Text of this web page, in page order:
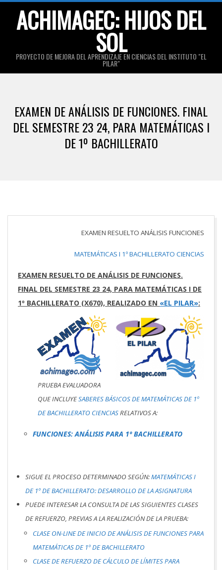
ACHIMAGEC: HIJOS DEL
SOL
PROYECTO DE MEJORA DEL APRENDIZAJE EN CIENCIAS DEL INSTITUTO "EL
PILAR"
Menu
EXAMEN DE ANÁLISIS DE FUNCIONES. FINAL
DEL SEMESTRE 23 24, PARA MATEMÁTICAS I
DE 1º BACHILLERATO
EXAMEN RESUELTO ANÁLISIS FUNCIONES
MATEMÁTICAS I 1º BACHILLERATO CIENCIAS
EXAMEN RESUELTO DE ANÁLISIS DE FUNCIONES.
FINAL DEL SEMESTRE 23 24, PARA MATEMÁTICAS I DE
1º BACHILLERATO (X670), REALIZADO EN «EL PILAR»:
PRUEBA EVALUADORA
QUE INCLUYESABERES BÁSICOS DE MATEMÁTICAS DE 1º
DE BACHILLERATO CIENCIASRELATIVOS A:
FUNCIONES: ANÁLISIS PARA 1º BACHILLERATO
SIGUE EL PROCESO DETERMINADO SEGÚN:MATEMÁTICAS I
DE 1º DE BACHILLERATO: DESARROLLO DE LA ASIGNATURA
PUEDE INTERESAR LA CONSULTA DE LAS SIGUIENTES CLASES
DE REFUERZO, PREVIAS A LA REALIZACIÓN DE LA PRUEBA:
CLASE ON-LINE DE INICIO DE ANÁLISIS DE FUNCIONES PARA
MATEMÁTICAS DE 1º DE BACHILLERATO
CLASE DE REFUERZO DE CÁLCULO DE LÍMITES PARA